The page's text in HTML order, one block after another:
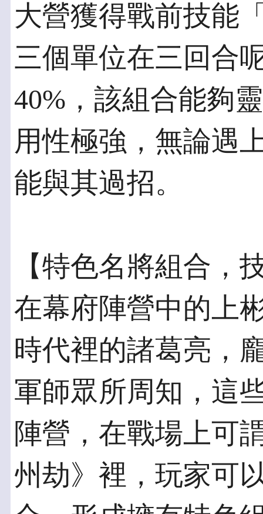
大營獲得戰前技能
三個單位在三回合
40%，該組合能夠
用性極強，無論遇
能與其過招。
【特色名將組合，
在幕府陣營中的上
時代裡的諸葛亮，
軍師眾所周知，這
陣營，在戰場上可
州劫》裡，玩家可